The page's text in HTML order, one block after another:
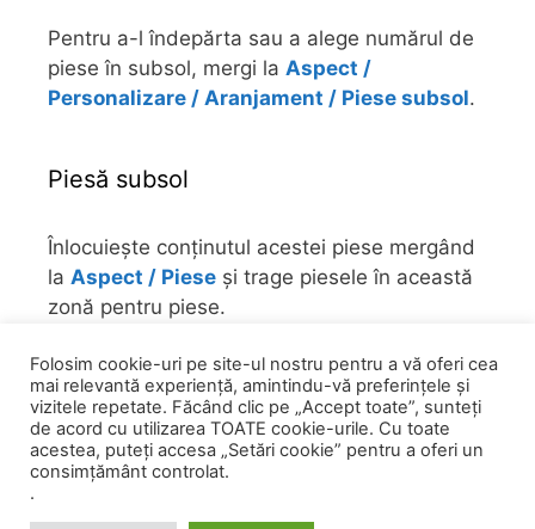
Pentru a-l îndepărta sau a alege numărul de
piese în subsol, mergi la Aspect /
Personalizare / Aranjament / Piese subsol.
Piesă subsol
Înlocuiește conținutul acestei piese mergând
la Aspect / Piese și trage piesele în această
zonă pentru piese.
Pentru a-l îndepărta sau a alege numărul de
piese în subsol, mergi laAspect /
Personalizare / Aranjament / Piese subsol
Folosim cookie-uri pe site-ul nostru pentru a vă oferi cea
mai relevantă experiență, amintindu-vă preferințele și
vizitele repetate. Făcând clic pe „Accept toate”, sunteți
de acord cu utilizarea TOATE cookie-urile. Cu toate
acestea, puteți accesa „Setări cookie” pentru a oferi un
consimțământ controlat.
.